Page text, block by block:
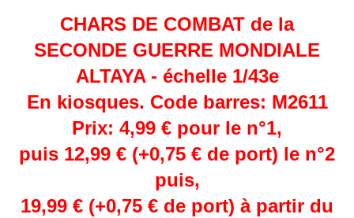
CHARS DE COMBAT de la
SECONDE GUERRE MONDIALE
ALTAYA - échelle 1/43e
En kiosques. Code barres: M2611
Prix: 4,99 € pour le n°1,
puis 12,99 € (+0,75 € de port) le n°2
puis,
19,99 € (+0,75 € de port) à partir du